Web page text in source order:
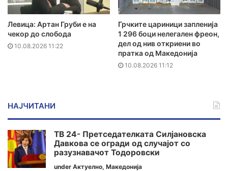
Левица: Артан Груби е на
чекор до слобода
10.08.2026 11:22
Грчките цариници запленија
1 296 боци нелегален фреон,
дел од нив откриени во
пратка од Македонија
10.08.2026 11:12
НАЈЧИТАНИ
ТВ 24- Претседателката Силјановска
Давкова се огради од случајот со
разузнавачот Тодоровски
under Актуелно, Македонија